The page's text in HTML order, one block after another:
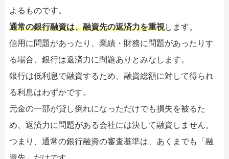
よるものです。
通常の銀行融資は、融資先の返済力を重視します。
信用に問題があったり、業績・財務に問題があったりす
る場合、銀行は返済力に問題ありとみなします。
銀行は低利息で融資するため、融資総額に対して得られ
る利息はわずかです。
元金の一部が貸し倒れになっただけでも損失を被るた
め、返済力に問題がある会社には決して融資しません。
つまり、通常の銀行融資の審査基準は、あくまでも「融